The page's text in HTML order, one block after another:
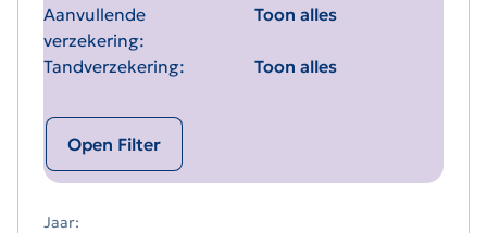
Aanvullende
verzekering
Toon alles
Tandverzekering Toon alles
Open Filter
Jaar: